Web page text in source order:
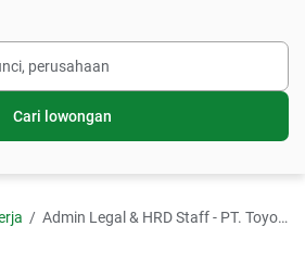
Cari lowongan
Admin Legal & HRD Staff - PT. Toyota Housing Indonesia - Jakarta Raya